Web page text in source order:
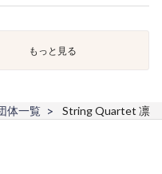
もっと見る
体一覧 String Quartet 凛